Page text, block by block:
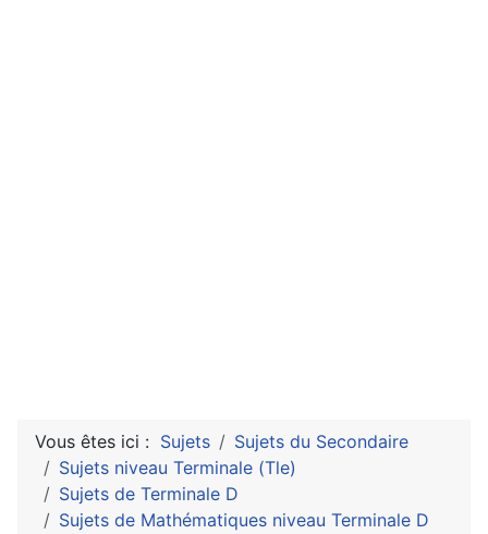
Vous êtes ici : Sujets
Sujets du Secondaire
Sujets niveau Terminale (Tle)
Sujets de Terminale D
Sujets de Mathématiques niveau Terminale D